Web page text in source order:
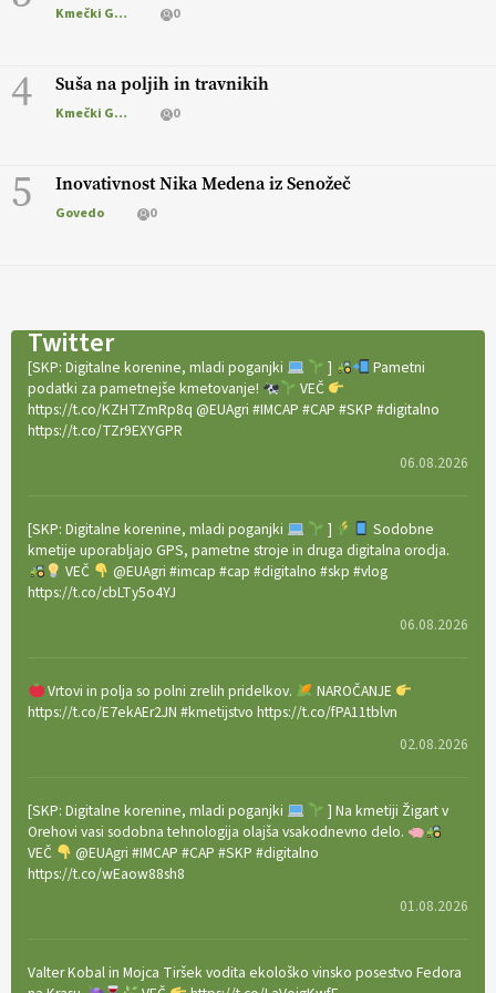
Kmečki Glas 0
4 Suša na poljih in travnikih
Kmečki Glas 0
5 Inovativnost Nika Medena iz Senožeč
Govedo 0
Twitter
[SKP: Digitalne korenine, mladi poganjki ]
Pametni
podatki za pametnejše kmetovanje!
VEČ
https://t.co/KZHTZmRp8q @EUAgri #IMCAP #CAP #SKP #digitalno
https://t.co/TZr9EXYGPR
06.08.2026
[SKP: Digitalne korenine, mladi poganjki ]
Sodobne
kmetije uporabljajo GPS, pametne stroje in druga digitalna orodja.
VEČ
@EUAgri #imcap #cap #digitalno #skp #vlog
https://t.co/cbLTy5o4YJ
06.08.2026
Vrtovi in polja so polni zrelih pridelkov.
NAROČANJE
https://t.co/E7ekAEr2JN #kmetijstvo https://t.co/fPA11tblvn
02.08.2026
[SKP: Digitalne korenine, mladi poganjki
] Na kmetiji Žigart v
Orehovi vasi sodobna tehnologija olajša vsakodnevno delo.
VEČ
@EUAgri #IMCAP #CAP #SKP #digitalno
https://t.co/wEaow88sh8
01.08.2026
Valter Kobal in Mojca Tiršek vodita ekološko vinsko posestvo Fedora